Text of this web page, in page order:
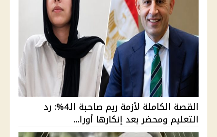
القصة الكاملة لأزمة ريم صاحبة الـ4%: رد
التعليم ومحضر بعد إنكارها أورا...